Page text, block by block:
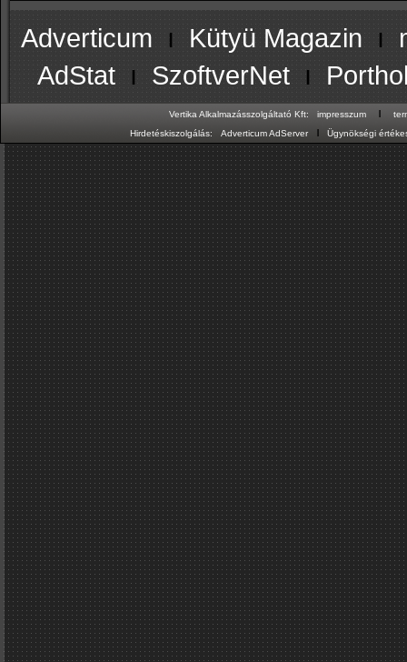
Adverticum ı Kütyü Magazinı
AdStat ıSzoftverNetı
Vertika Alkalmazásszolgáltató Kft: impresszum ı
Hirdetéskiszolgálás:
Adverticum AdServer ıÜgynökségi